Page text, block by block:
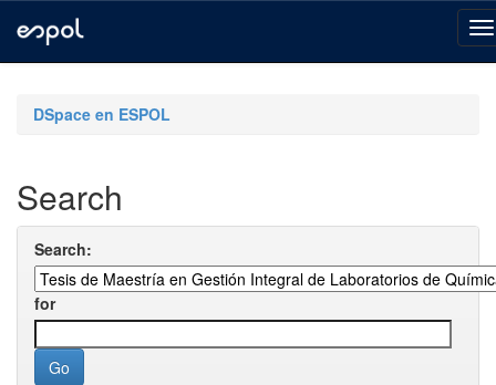
navigationDSpace en ESPOL
Search
Search:
for